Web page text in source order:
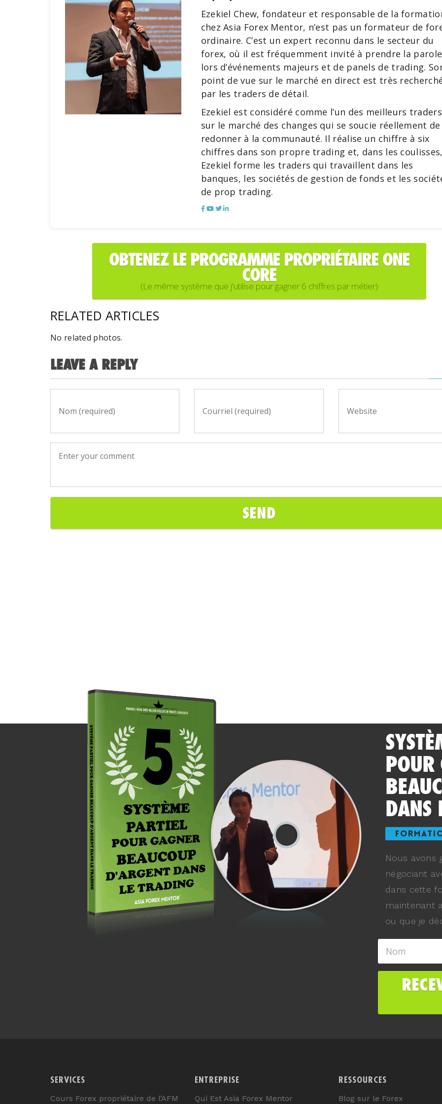
Ezekiel Chew, fondateur et responsable de la
chez Asia Forex Mentor, n’est pas un formateur de
ordinaire. C’est un expert reconnu dans le secteur du
forex, où il est fréquemment invité à prendre la parole
lors d’événements majeurs et de panels de trading.
point de vue sur le marché en direct est très
par les traders de détail.
Ezekiel est considéré comme l’un des meilleurs traders
sur le marché des changes qui se soucie réellement de
redonner à la communauté. Il réalise un chiffre à six
chiffres dans son propre trading et, dans les coulisses,
Ezekiel forme les traders qui travaillent dans les
banques, les sociétés de gestion de fonds et les
de prop trading.
OBTENEZ LE PROGRAMME PROPRIÉTAIRE ONE
CORE
(Le même système que j'utilise pour gagner 6 chiffres par métier)
RELATED ARTICLES
No related photos.
LEAVE A REPLY
POUR
DANS
Nous avons
négociant
dans cette
maintenant
ou que je
SERVICES
Cours Forex propriétaire de l’AFM
ENTREPRISE
Qui Est Asia Forex Mentor
RESSOURCES
Blog sur le Forex